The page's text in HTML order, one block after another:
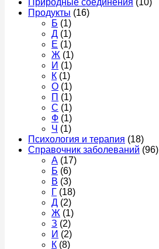
Продукты (16)
Б (1)
Д (1)
Е (1)
Ж (1)
И (1)
К (1)
О (1)
П (1)
С (1)
Ф (1)
Ч (1)
Психология и терапия (18)
Справочник заболеваний (96)
А (17)
Б (6)
В (3)
Г (18)
Д (2)
Ж (1)
З (2)
И (2)
К (8)